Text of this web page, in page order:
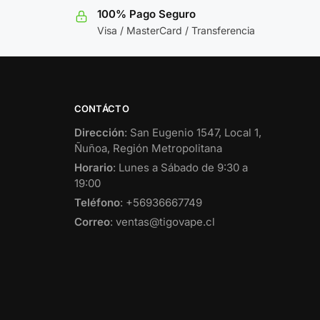
100% Pago Seguro
Visa / MasterCard / Transferencia
CONTÁCTO
Dirección: San Eugenio 1547, Local 1,
Ñuñoa, Región Metropolitana
Horario: Lunes a Sábado de 9:30 a
19:00
Teléfono: +56936667749
Correo: ventas@tigovape.cl